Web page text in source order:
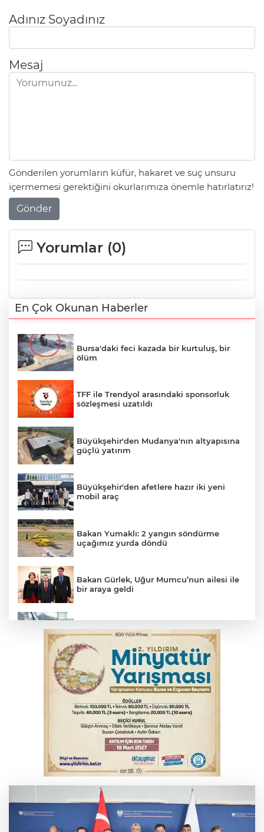
Adınız Soyadınız
Mesaj
Gönderilen yorumların küfür, hakaret ve suç unsuru
içermemesi gerektiğini okurlarımıza önemle hatırlatırız!
Gönder
Yorumlar (0)
En Çok Okunan Haberler
Bursa'daki feci kazada bir kurtuluş, bir
ölüm
TFF ile Trendyol arasındaki sponsorluk
sözleşmesi uzatıldı
Büyükşehir'den Mudanya'nın altyapısına
güçlü yatırım
Büyükşehir'den afetlere hazır iki yeni
mobil araç
Bakan Yumaklı: 2 yangın söndürme
uçağımız yurda döndü
Bakan Gürlek, Uğur Mumcu’nun ailesi ile
bir araya geldi
yansıyacak mı?
YENİ Parti Genel Başkanı Özel'den
Çerçeve Yasa yorumu
Serbest piyasada döviz fiyatları
Serbest piyasada altın fiyatları...